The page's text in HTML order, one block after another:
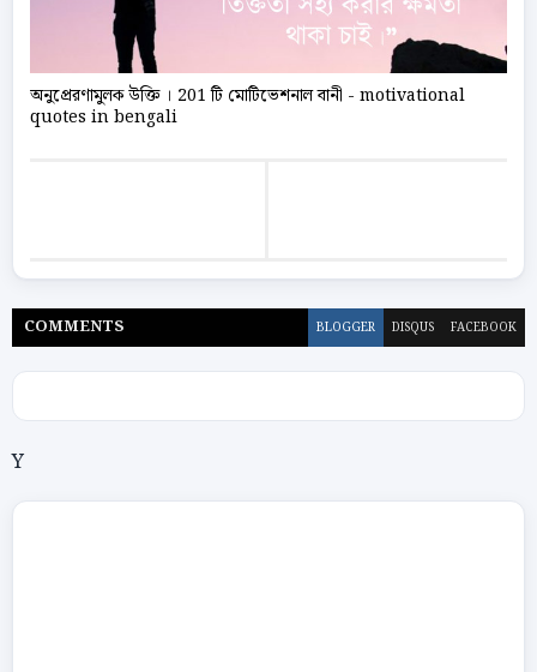
অনুপ্রেরণামুলক উক্তি । 201 টি মোটিভেশনাল বানী - motivational
quotes in bengali
COMMENTS BLOGGER DISQUS FACEBOOK
Y